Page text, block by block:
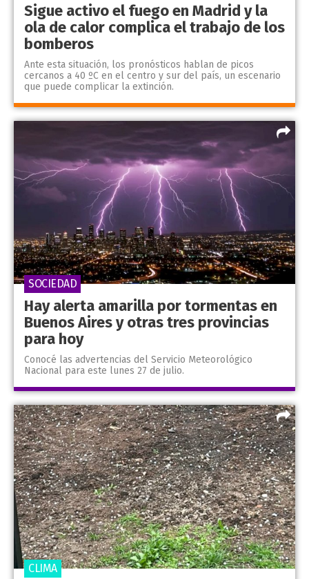
Sigue activo el fuego en Madrid y la
ola de calor complica el trabajo de los
bomberos
Ante esta situación, los pronósticos hablan de picos
cercanos a 40 ºC en el centro y sur del país, un escenario
que puede complicar la extinción.
Hay alerta amarilla por tormentas en
Buenos Aires y otras tres provincias
para hoy
Conocé las advertencias del Servicio Meteorológico
Nacional para este lunes 27 de julio.
SOCIEDAD
CLIMA